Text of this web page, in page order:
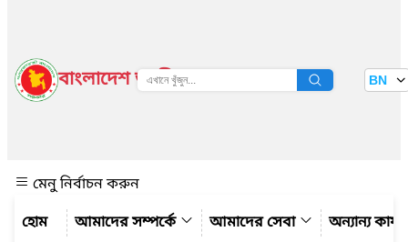
বাংলাদেশ জাতীয় তথ্য বাতায়ন BN
মেনু নির্বাচন করুন
আমাদের সম্পর্কে
আমাদের সেবা অন্যান্য